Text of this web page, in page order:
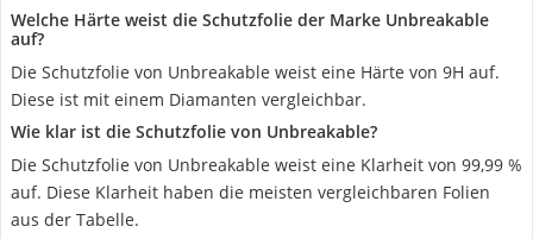
Welche Härte weist die Schutzfolie der Marke Unbreakable
auf?
Die Schutzfolie von Unbreakable weist eine Härte von 9H auf.
Diese ist mit einem Diamanten vergleichbar.
Wie klar ist die Schutzfolie von Unbreakable?
Die Schutzfolie von Unbreakable weist eine Klarheit von 99,99 %
auf. Diese Klarheit haben die meisten vergleichbaren Folien
aus der Tabelle.